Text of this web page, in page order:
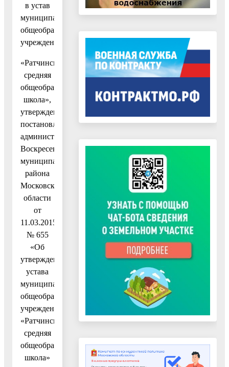
в устав
муниципального
общеобразовательного
учреждения
«Ратчинская
средняя
общеобразовательная
школа»,
утвержденный
постановлением
администрации
Воскресенского
муниципального
района
Московской
области
от
11.03.2015
№ 655
«Об
утверждении
устава
муниципального
общеобразовательного
учреждения
«Ратчинская
средняя
общеобразовательная
школа»